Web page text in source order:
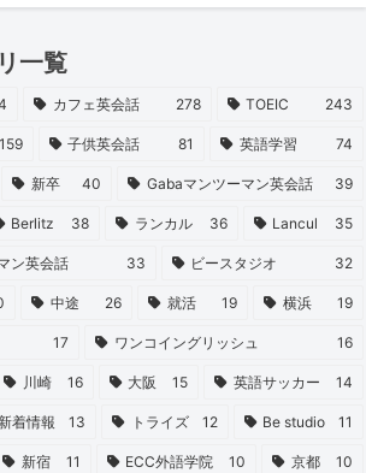
一覧
カフェ英会話 278 TOEIC 243
159 子供英会話 81 英語学習 74
新卒 40 Gabaマンツーマン英会話 39
Berlitz 38 ランカル 36 Lancul 35
ン英会話 33 ビースタジオ 32
中途 26 就活 19 横浜 19
17 ワンコイングリッシュ 16
川崎 16 大阪 15 英語サッカー 14
新着情報 13 トライズ 12 Be studio 11
新宿 11 ECC外語学院 10 京都 10